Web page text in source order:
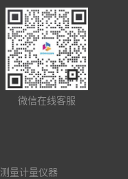
微信在线客服
测量计量仪器